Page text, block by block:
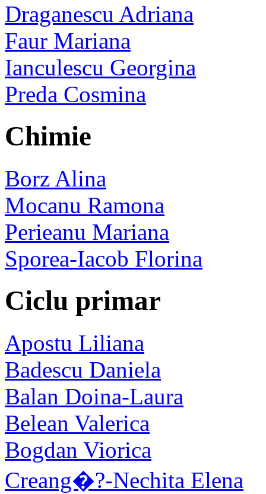
Draganescu Adriana
Faur Mariana
Ianculescu Georgina
Preda Cosmina
Chimie
Borz Alina
Mocanu Ramona
Perieanu Mariana
Sporea-Iacob Florina
Ciclu primar
Apostu Liliana
Badescu Daniela
Balan Doina-Laura
Belean Valerica
Bogdan Viorica
Creang�?-Nechita Elena